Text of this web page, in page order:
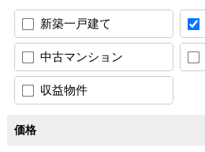
新築一戸建て
中古マンション
収益物件
価格